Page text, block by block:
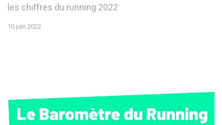
les chiffres du running 2022
10 juin 2022